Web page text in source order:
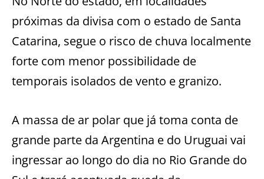
próximas da divisa com o estado de Santa
Catarina, segue o risco de chuva localmente
forte com menor possibilidade de
temporais isolados de vento e granizo.
A massa de ar polar que já toma conta de
grande parte da Argentina e do Uruguai vai
ingressar ao longo do dia no Rio Grande do